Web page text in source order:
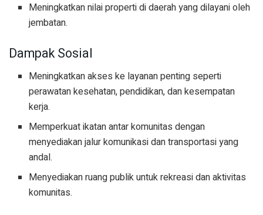
Meningkatkan nilai properti di daerah yang dilayani oleh
jembatan.
Dampak Sosial
Meningkatkan akses ke layanan penting seperti
perawatan kesehatan, pendidikan, dan kesempatan
kerja.
Memperkuat ikatan antar komunitas dengan
menyediakan jalur komunikasi dan transportasi yang
andal.
Menyediakan ruang publik untuk rekreasi dan aktivitas
komunitas.